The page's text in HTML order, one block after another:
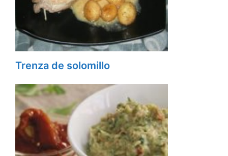
Trenza de solomillo